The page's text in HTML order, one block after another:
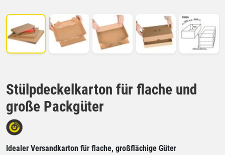
Stülpdeckelkarton für flache und
große Packgüter
Idealer Versandkarton für flache, großflächige Güter